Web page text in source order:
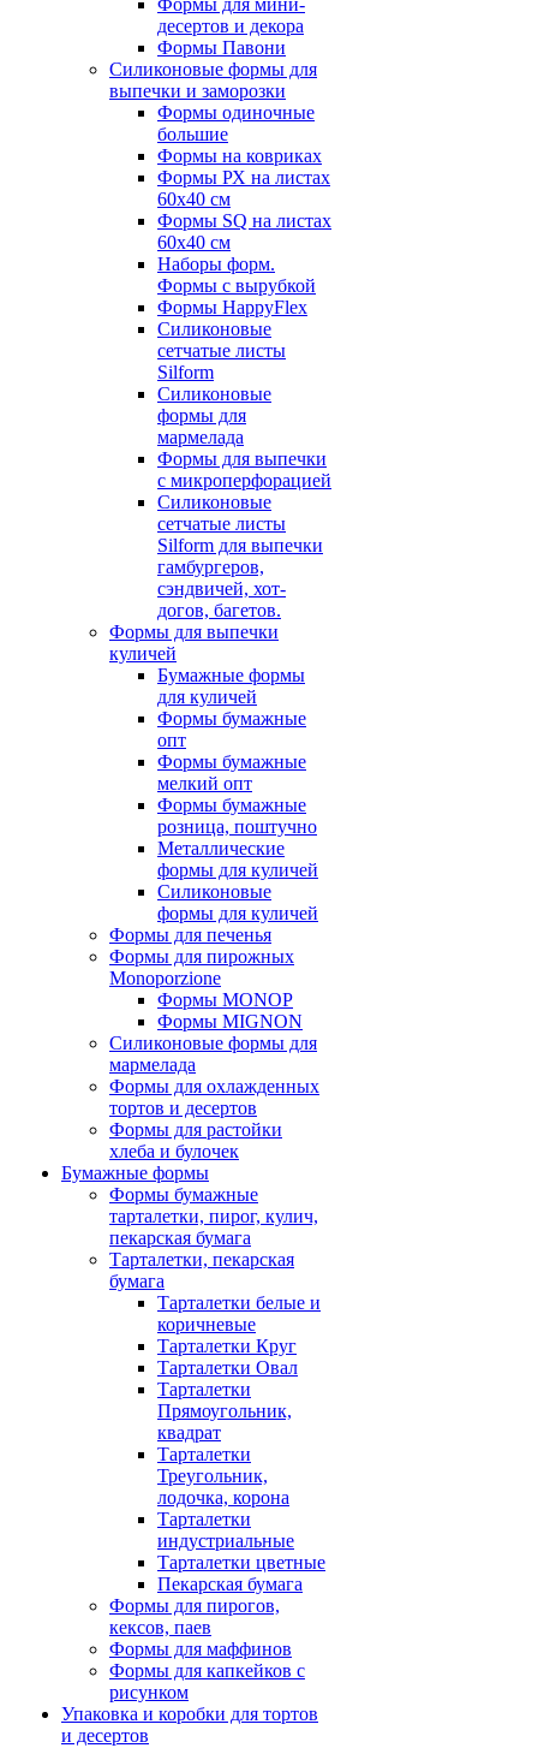
десертов и декора
Формы Павони
Силиконовые формы для
выпечки и заморозки
Формы одиночные
большие
Формы на ковриках
Формы РХ на листах
60х40 см
Формы SQ на листах
60х40 см
Наборы форм.
Формы с вырубкой
Формы HappyFlex
Силиконовые
сетчатые листы
Silform
Силиконовые
формы для
мармелада
Формы для выпечки
с микроперфорацией
Силиконовые
сетчатые листы
Silform для выпечки
гамбургеров,
сэндвичей, хот-
догов, багетов.
Формы для выпечки
куличей
Бумажные формы
для куличей
Формы бумажные
опт
Формы бумажные
мелкий опт
Формы бумажные
розница, поштучно
Металлические
формы для куличей
Силиконовые
формы для куличей
Формы для печенья
Формы для пирожных
Monoporzione
Формы MONOP
Формы MIGNON
Силиконовые формы для
мармелада
Формы для oхлажденных
тортов и десертов
Формы для растойки
хлеба и булочек
Бумажные формы
Формы бумажные
тарталетки, пирог, кулич,
пекарская бумага
Тарталетки, пекарская
бумага
Тарталетки белые и
коричневые
Тарталетки Круг
Тарталетки Овал
Тарталетки
Прямоугольник,
квадрат
Тарталетки
Треугольник,
лодочка, корона
Тарталетки
индустриальные
Тарталетки цветные
Пекарская бумага
Формы для пирогов,
кексов, паев
Формы для маффинов
Формы для капкейков с
рисунком
Упаковка и коробки для тортов
и десертов